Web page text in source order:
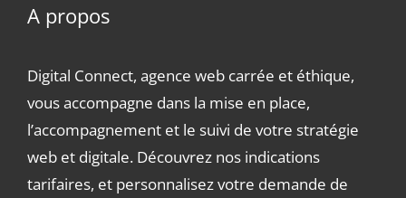
A propos
Digital Connect, agence web carrée et éthique,
vous accompagne dans la mise en place,
l’accompagnement et le suivi de votre stratégie
web et digitale. Découvrez nos indications
tarifaires, et personnalisez votre demande de